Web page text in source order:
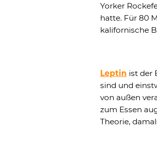
Yorker
hatte. Für 80
kalifornische
Leptin ist der
sind und
von außen
zum Essen
Theorie,